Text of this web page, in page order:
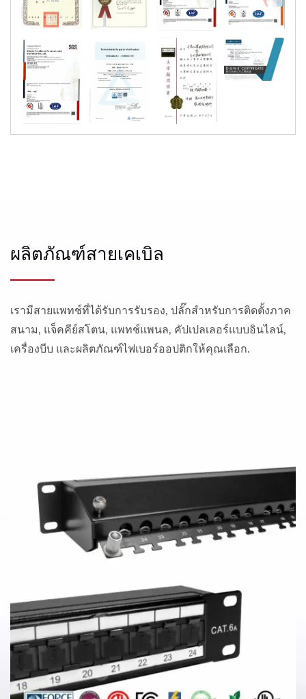
ผลิตภัณฑ์สายเคเบิล
เรามีสายแพทช์ที่ได้รับการรับรอง, ปลั๊กสำหรับการติดตั้งภาค
สนาม, แจ็คคีย์สโตน, แพทช์แพนล, คัปเปลเลอร์แบบอินไลน์,
เครื่องบีบ และผลิตภัณฑ์ไฟเบอร์ออปติกให้คุณเลือก.